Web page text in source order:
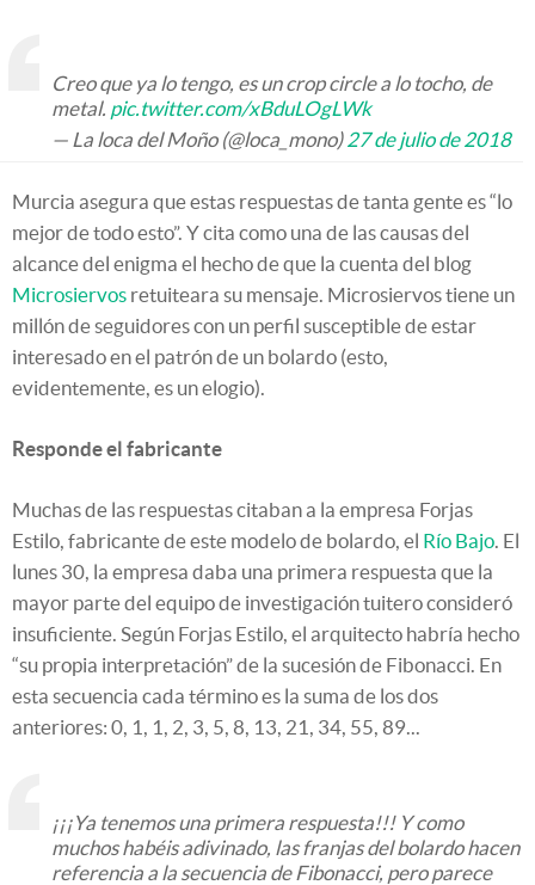
Creo que ya lo tengo, es un crop circle a lo tocho, de
metal. pic.twitter.com/xBduLOgLWk
— La loca del Moño (@loca_mono)27 de julio de 2018
Murcia asegura que estas respuestas de tanta gente es “lo
mejor de todo esto”. Y cita como una de las causas del
alcance del enigma el hecho de que la cuenta del blog
Microsiervos retuiteara su mensaje. Microsiervos tiene un
millón de seguidores con un perfil susceptible de estar
interesado en el patrón de un bolardo (esto,
evidentemente, es un elogio).
Responde el fabricante
Muchas de las respuestas citaban a la empresa Forjas
Estilo, fabricante de este modelo de bolardo, el Río Bajo. El
lunes 30, la empresa daba una primera respuesta que la
mayor parte del equipo de investigación tuitero consideró
insuficiente. Según Forjas Estilo, el arquitecto habría hecho
“su propia interpretación” de la sucesión de Fibonacci. En
esta secuencia cada término es la suma de los dos
anteriores: 0, 1, 1, 2, 3, 5, 8, 13, 21, 34, 55, 89...
¡¡¡Ya tenemos una primera respuesta!!! Y como
muchos habéis adivinado, las franjas del bolardo hacen
referencia a la secuencia de Fibonacci, pero parece